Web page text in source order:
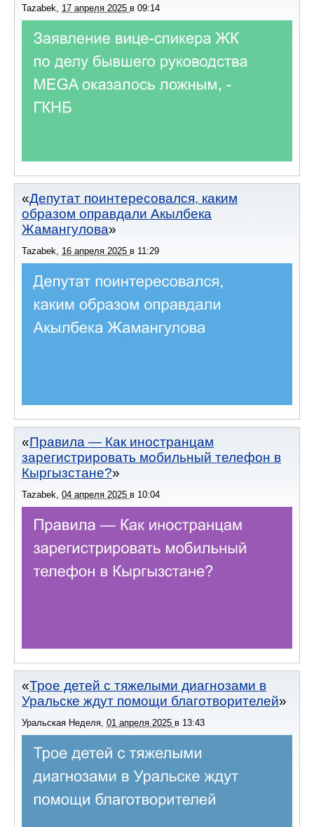
Tazabek 17 апреля 2025 в 09:14
Депутат поинтересовался, каким
образом оправдали Акылбека
Жамангулова
Tazabek, 16 апреля 2025 в 11:29
Правила — Как иностранцам
зарегистрировать мобильный телефон в
Кыргызстане?
Tazabek, 04 апреля 2025 в 10:04
Трое детей с тяжелыми диагнозами в
Уральске ждут помощи благотворителей
Уральская Неделя 01 апреля 2025 в 13:43